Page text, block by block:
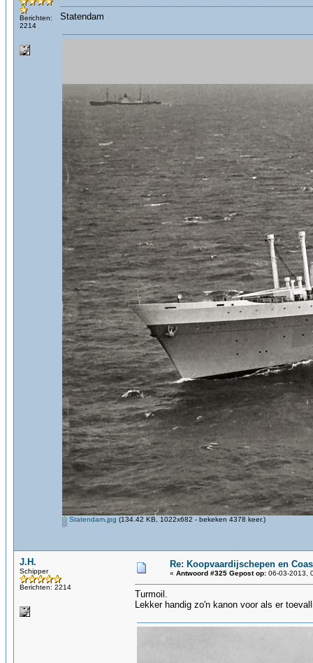
Berichten:
2214
Statendam
Statendam.jpg (134.42 KB, 1022x682 - bekeken 4378 keer.)
J.H.
Schipper
Berichten: 2214
Re: Koopvaardijschepen en
« Antwoord #325 Gepost op: 06-03-2013,
Turmoil.
Lekker handig zo'n kanon voor als er